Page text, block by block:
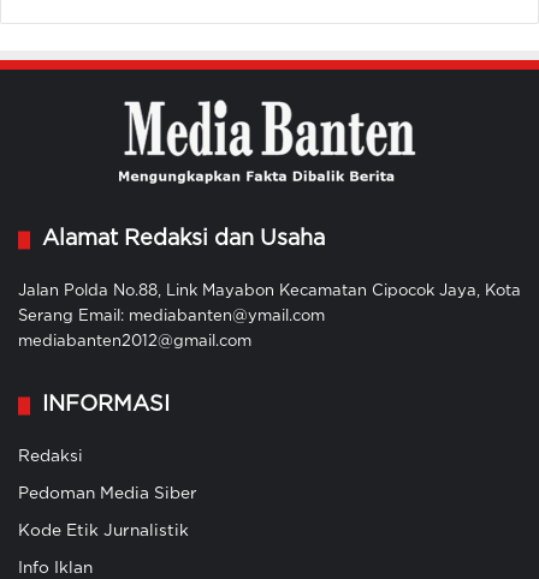
Alamat Redaksi dan Usaha
Jalan Polda No.88, Link Mayabon Kecamatan Cipocok Jaya, Kota
Serang Email: mediabanten@ymail.com
mediabanten2012@gmail.com
INFORMASI
Redaksi
Pedoman Media Siber
Kode Etik Jurnalistik
Info Iklan